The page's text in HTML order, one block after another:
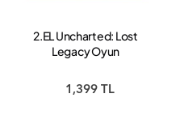
2.EL Uncharted: Lost
Legacy Oyun
1,399 TL